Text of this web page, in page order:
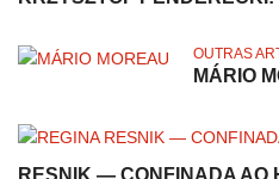
OUTRAS
MÁRIO